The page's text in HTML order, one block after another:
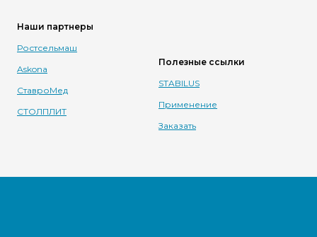
Наши партнеры
Ростсельмаш
Askona
СтавроМед
СТОЛПЛИТ
Полезные ссылки
STABILUS
Применение
Заказать